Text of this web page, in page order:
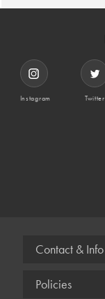
Instagram Twitter
Contact & Info
Policies